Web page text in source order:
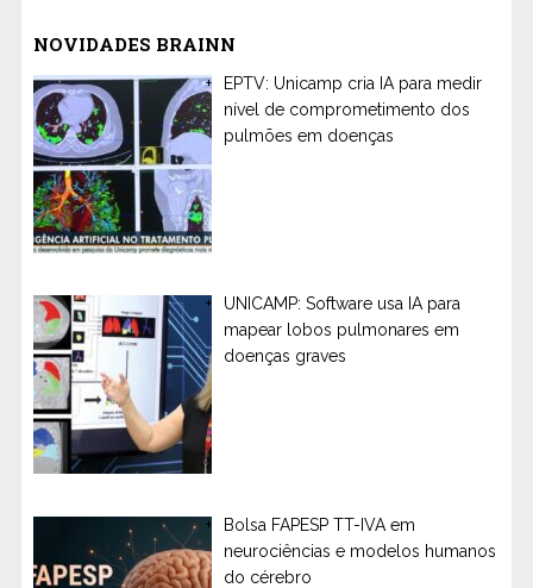
NOVIDADES BRAINN
EPTV: Unicamp cria IA para medir
nível de comprometimento dos
pulmões em doenças
UNICAMP: Software usa IA para
mapear lobos pulmonares em
doenças graves
Bolsa FAPESP TT-IVA em
neurociências e modelos humanos
do cérebro